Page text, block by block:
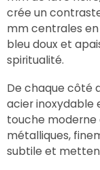
crée un
mm centrales
bleu doux et
spiritualité.
De chaque côté
acier inoxydable
touche
métalliques,
subtile et